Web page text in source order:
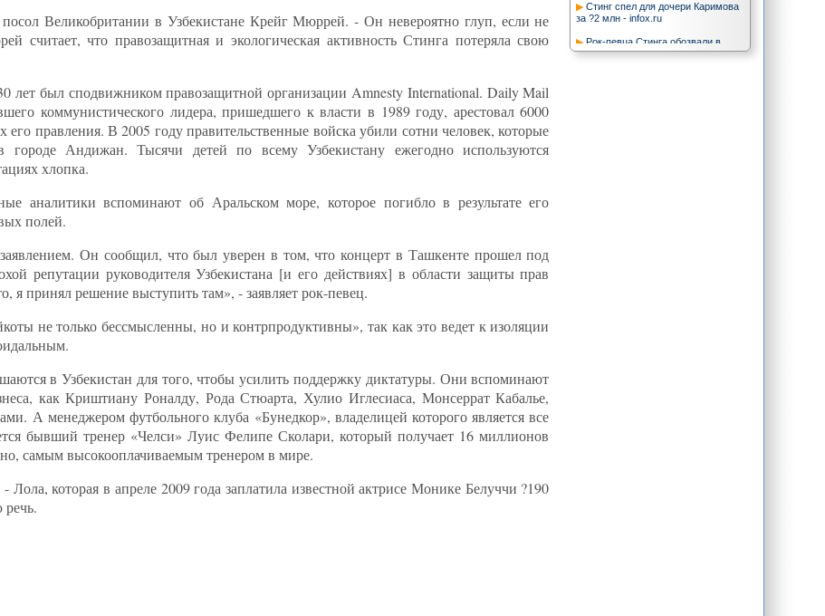
Стинг спел для дочери Каримова
за ?2 млн - infox.ru
Рок-певца Стинга обозвали в
Британии «лицемером» после
Великобритании в Узбекистане Крейг Мюррей. - Он невероятно глуп, если не
считает, что правозащитная и экологическая активность Стинга потеряла свою
лет был сподвижником правозащитной организации Amnesty International. Daily Mail
коммунистического лидера, пришедшего к власти в 1989 году, арестовал 6000
его правления. В 2005 году правительственные войска убили сотни человек, которые
городе Андижан. Тысячи детей по всему Узбекистану ежегодно используются
хлопка.
аналитики вспоминают об Аральском море, которое погибло в результате его
полей.
Он сообщил, что был уверен в том, что концерт в Ташкенте прошел под
руководителя Узбекистана [и его действиях] в области защиты прав
принял решение выступить там», - заявляет рок-певец.
не только бессмысленны, но и контрпродуктивны», так как это ведет к изоляции
в Узбекистан для того, чтобы усилить поддержку диктатуры. Они вспоминают
как Криштиану Роналду, Рода Стюарта, Хулио Иглесиаса, Монсеррат Кабалье,
А менеджером футбольного клуба «Бунедкор», владелицей которого является все
бывший тренер «Челси» Луис Фелипе Сколари, который получает 16 миллионов
самым высокооплачиваемым тренером в мире.
которая в апреле 2009 года заплатила известной актрисе Монике Белуччи ?190